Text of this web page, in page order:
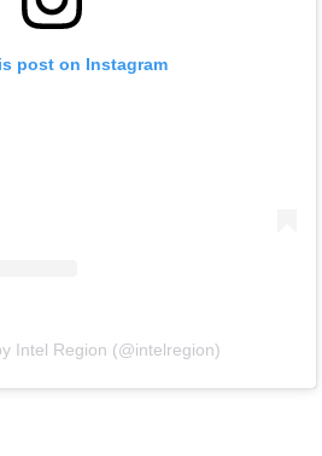
post on Instagram
Intel Region (@intelregion)